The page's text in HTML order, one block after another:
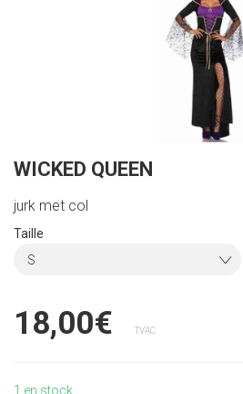
WICKED QUEEN
jurk met col
Taille
S
18,00€ TVAC
1 en stock